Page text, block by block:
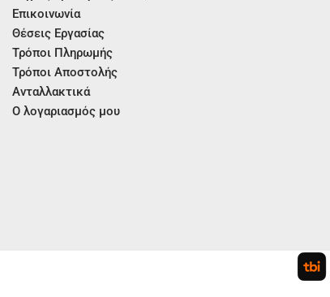
Επικοινωνία
Θέσεις Εργασίας
Τρόποι Πληρωμής
Τρόποι Αποστολής
Ανταλλακτικά
Ο λογαριασμός μου